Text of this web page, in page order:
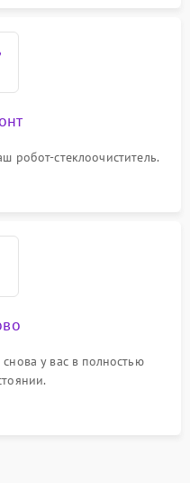
робот-стеклоочиститель.
у вас в полностью